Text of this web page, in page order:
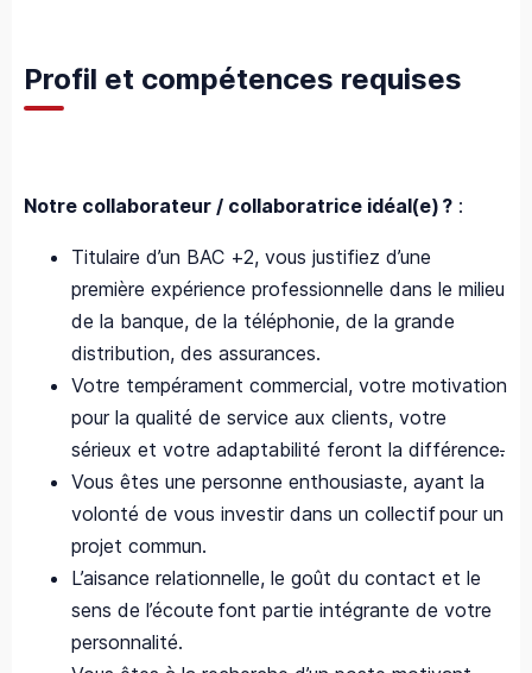
Profil et compétences requises
Notre collaborateur / collaboratrice idéal(e) ? :
Titulaire d’un BAC +2, vous justifiez d’une
première expérience professionnelle dans le milieu
de la banque, de la téléphonie, de la grande
distribution, des assurances.
Votre tempérament commercial, votre motivation
pour la qualité de service aux clients, votre
sérieux et votre adaptabilité feront la différence.
Vous êtes une personne enthousiaste, ayant la
volonté de vous investir dans un collectif pour un
projet commun.
L’aisance relationnelle, le goût du contact et le
sens de l’écoute font partie intégrante de votre
personnalité.